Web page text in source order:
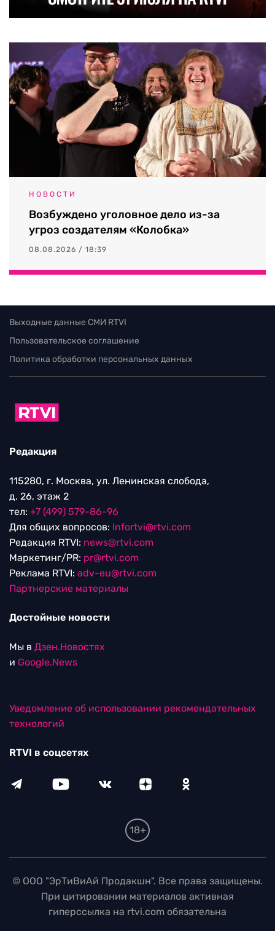
НОВОСТИ
Возбуждено уголовное дело из-за
угроз создателям «Колобка»
08.08.2026 / 18:39
Выходные данные СМИ RTVI
Пользовательское соглашение
Политика обработки персональных данных
Редакция
115280, г. Москва, ул. Ленинская слобода,
д. 26, этаж 2
тел: +7 (499) 579-86-96
Для общих вопросов: Infortvi@rtvi.com
Редакция RTVI: news@rtvi.com
Маркетинг/PR: pr@rtvi.com
Реклама RTVI: adv-eu@rtvi.com
Партнерские материалы
Достойные новости
Мы в Дзен.Новостях
и Google.News
Уведомление об использовании рекомендательных
технологий
RTVI в соцсетях
18+
© ООО "ЭрТиВиАй Продакшн". Все права защищены.
При цитировании материалов активная
гиперссылка на rtvi.com обязательна